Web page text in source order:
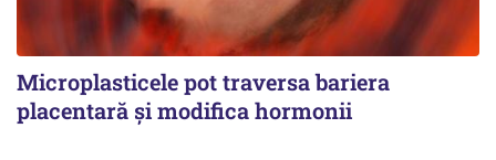
Microplasticele pot traversa bariera
placentară și modifica hormonii